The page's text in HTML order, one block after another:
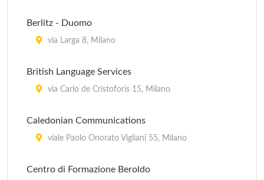
La libreria del mare
La Libreria Militare
Berlitz - Duomo
via Larga 8, Milano
British Language Services
via Carlo de Cristoforis 15, Milano
Caledonian Communications
viale Paolo Onorato Vigliani 55, Milano
Centro di Formazione Beroldo